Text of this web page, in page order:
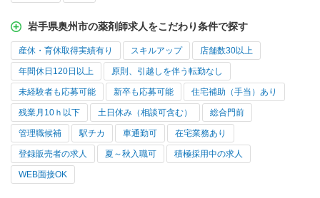
岩手県奥州市の薬剤師求人をこだわり条件で探す
産休・育休取得実績有り スキルアップ 店舗数30以上
年間休日120日以上 原則、引越しを伴う転勤なし
未経験者も応募可能 新卒も応募可能 住宅補助（手当）あり
残業月10ｈ以下 土日休み（相談可含む） 総合門前
管理職候補 駅チカ 車通勤可 在宅業務あり
登録販売者の求人 夏～秋入職可 積極採用中の求人
WEB面接OK